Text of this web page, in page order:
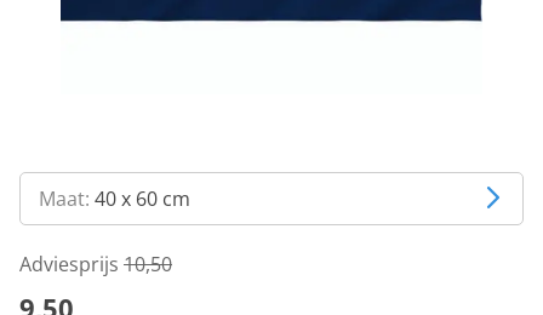
Maat: 40 x 60 cm
Adviesprijs 10,50
9,50